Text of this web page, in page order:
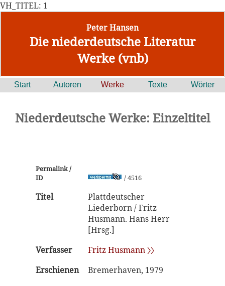
VH_TITEL: 1
Peter Hansen
Die niederdeutsche Literatur
Werke (vnb)
Start Autoren Werke Texte Wörter
Niederdeutsche Werke: Einzeltitel
Permalink /
ID
/ 4516
Titel
Plattdeutscher
Liederborn / Fritz
Husmann. Hans Herr
[Hrsg.]
Verfasser
Fritz Husmann 〉〉
Erschienen
Bremerhaven, 1979